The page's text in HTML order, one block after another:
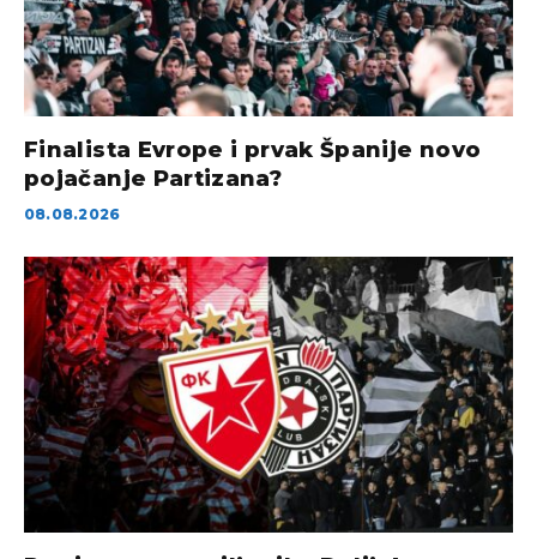
Finalista Evrope i prvak Španije novo
pojačanje Partizana?
08.08.2026